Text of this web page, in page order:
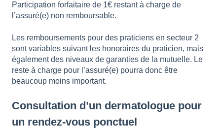
Participation forfaitaire de 1€ restant à charge de
l’assuré(e) non remboursable.
Les remboursements pour des praticiens en secteur 2
sont variables suivant les honoraires du praticien, mais
également des niveaux de garanties de la mutuelle. Le
reste à charge pour l’assuré(e) pourra donc être
beaucoup moins important.
Consultation d’un dermatologue pour
un rendez-vous ponctuel